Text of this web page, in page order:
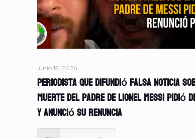
junio 19, 2026
Periodista que difundió falsa noticia
muerte del padre de Lionel Messi pidió
y anunció su renuncia